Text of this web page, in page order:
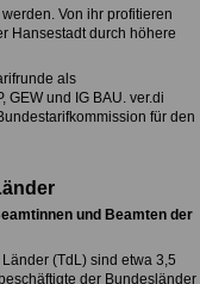
Von ihr profitieren
Hansestadt durch höhere
als
GEW und IG BAU. ver.di
für den
und Beamten der
(TdL) sind etwa 3,5
der Bundesländer